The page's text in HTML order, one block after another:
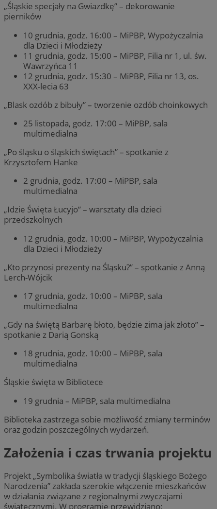
„Śląskie specjały na Gwiazdkę” – dekorowanie
pierników
10 grudnia, godz. 16:00 – MiPBP, Wypożyczalnia
dla Dzieci i Młodzieży
11 grudnia, godz. 15:00 – MiPBP, Filia nr 1, ul. św.
Wawrzyńca 11
12 grudnia, godz. 15:30 – MiPBP, Filia nr 13, os.
XXX-lecia 63
„Blask ozdób z bibuły” – tworzenie ozdób choinkowych
25 listopada, godz. 17:00 – MiPBP, sala
multimedialna
„Po śląsku o śląskich świętach” – spotkanie z
Krzysztofem Hanke
2 grudnia, godz. 17:00 – MiPBP, sala
multimedialna
„Idzie Święta Łucyjo” – warsztaty dla dzieci
przedszkolnych
12 grudnia, godz. 10:00 – MiPBP, Wypożyczalnia
dla Dzieci i Młodzieży
„Kto przynosi prezenty na Śląsku?” – spotkanie z Anną
Lerch-Wójcik
17 grudnia, godz. 10:00 – MiPBP, sala
multimedialna
„Gdy na świętą Barbarę błoto, będzie zima jak złoto” –
spotkanie z Darią Gonską
18 grudnia, godz. 10:00 – MiPBP, sala
multimedialna
Śląskie święta w Bibliotece
19 grudnia – MiPBP, sala multimedialna
Biblioteka zastrzega sobie możliwość zmiany terminów
oraz godzin poszczególnych wydarzeń.
Założenia i czas trwania projektu
Projekt „Symbolika światła w tradycji śląskiego Bożego
Narodzenia” zakłada szerokie włączenie mieszkańców
w działania związane z regionalnymi zwyczajami
świątecznymi. W programie przewidziano: